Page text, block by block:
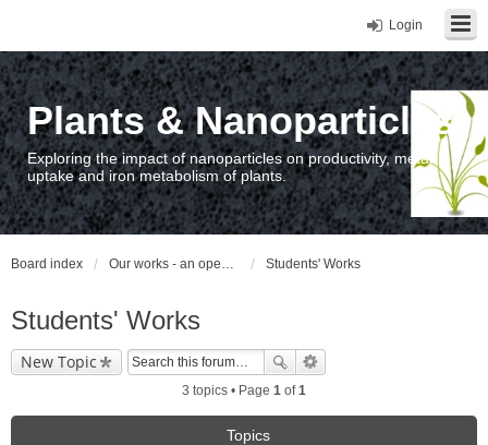
Login
Plants & Nanoparticles
Exploring the impact of nanoparticles on productivity, metal
uptake and iron metabolism of plants.
Board index Our works - an open access repository / nyilvános hozzáférésű repozitórium Students' Works
Students' Works
New Topic
3 topics • Page 1 of1
Topics